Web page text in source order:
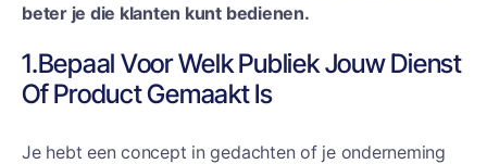
beter je die klanten kunt bedienen.
1.Bepaal Voor Welk Publiek Jouw Dienst
Of Product Gemaakt Is
Je hebt een concept in gedachten of je onderneming